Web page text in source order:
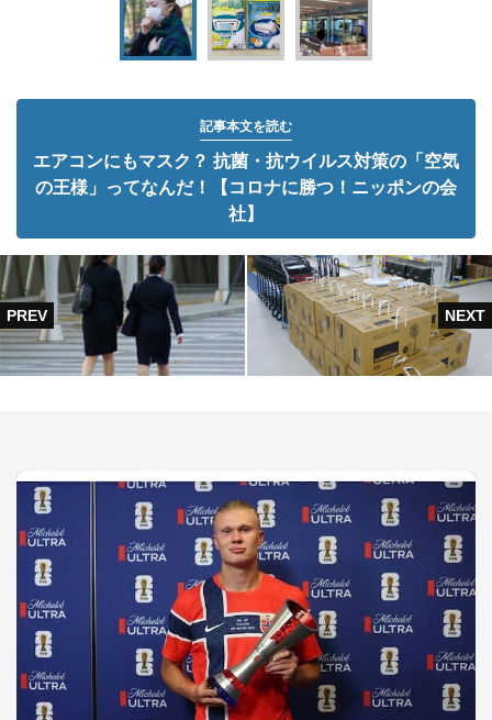
記事本文を読む
エアコンにもマスク？ 抗菌・抗ウイルス対策の「空気
の王様」ってなんだ！【コロナに勝つ！ニッポンの会
社】